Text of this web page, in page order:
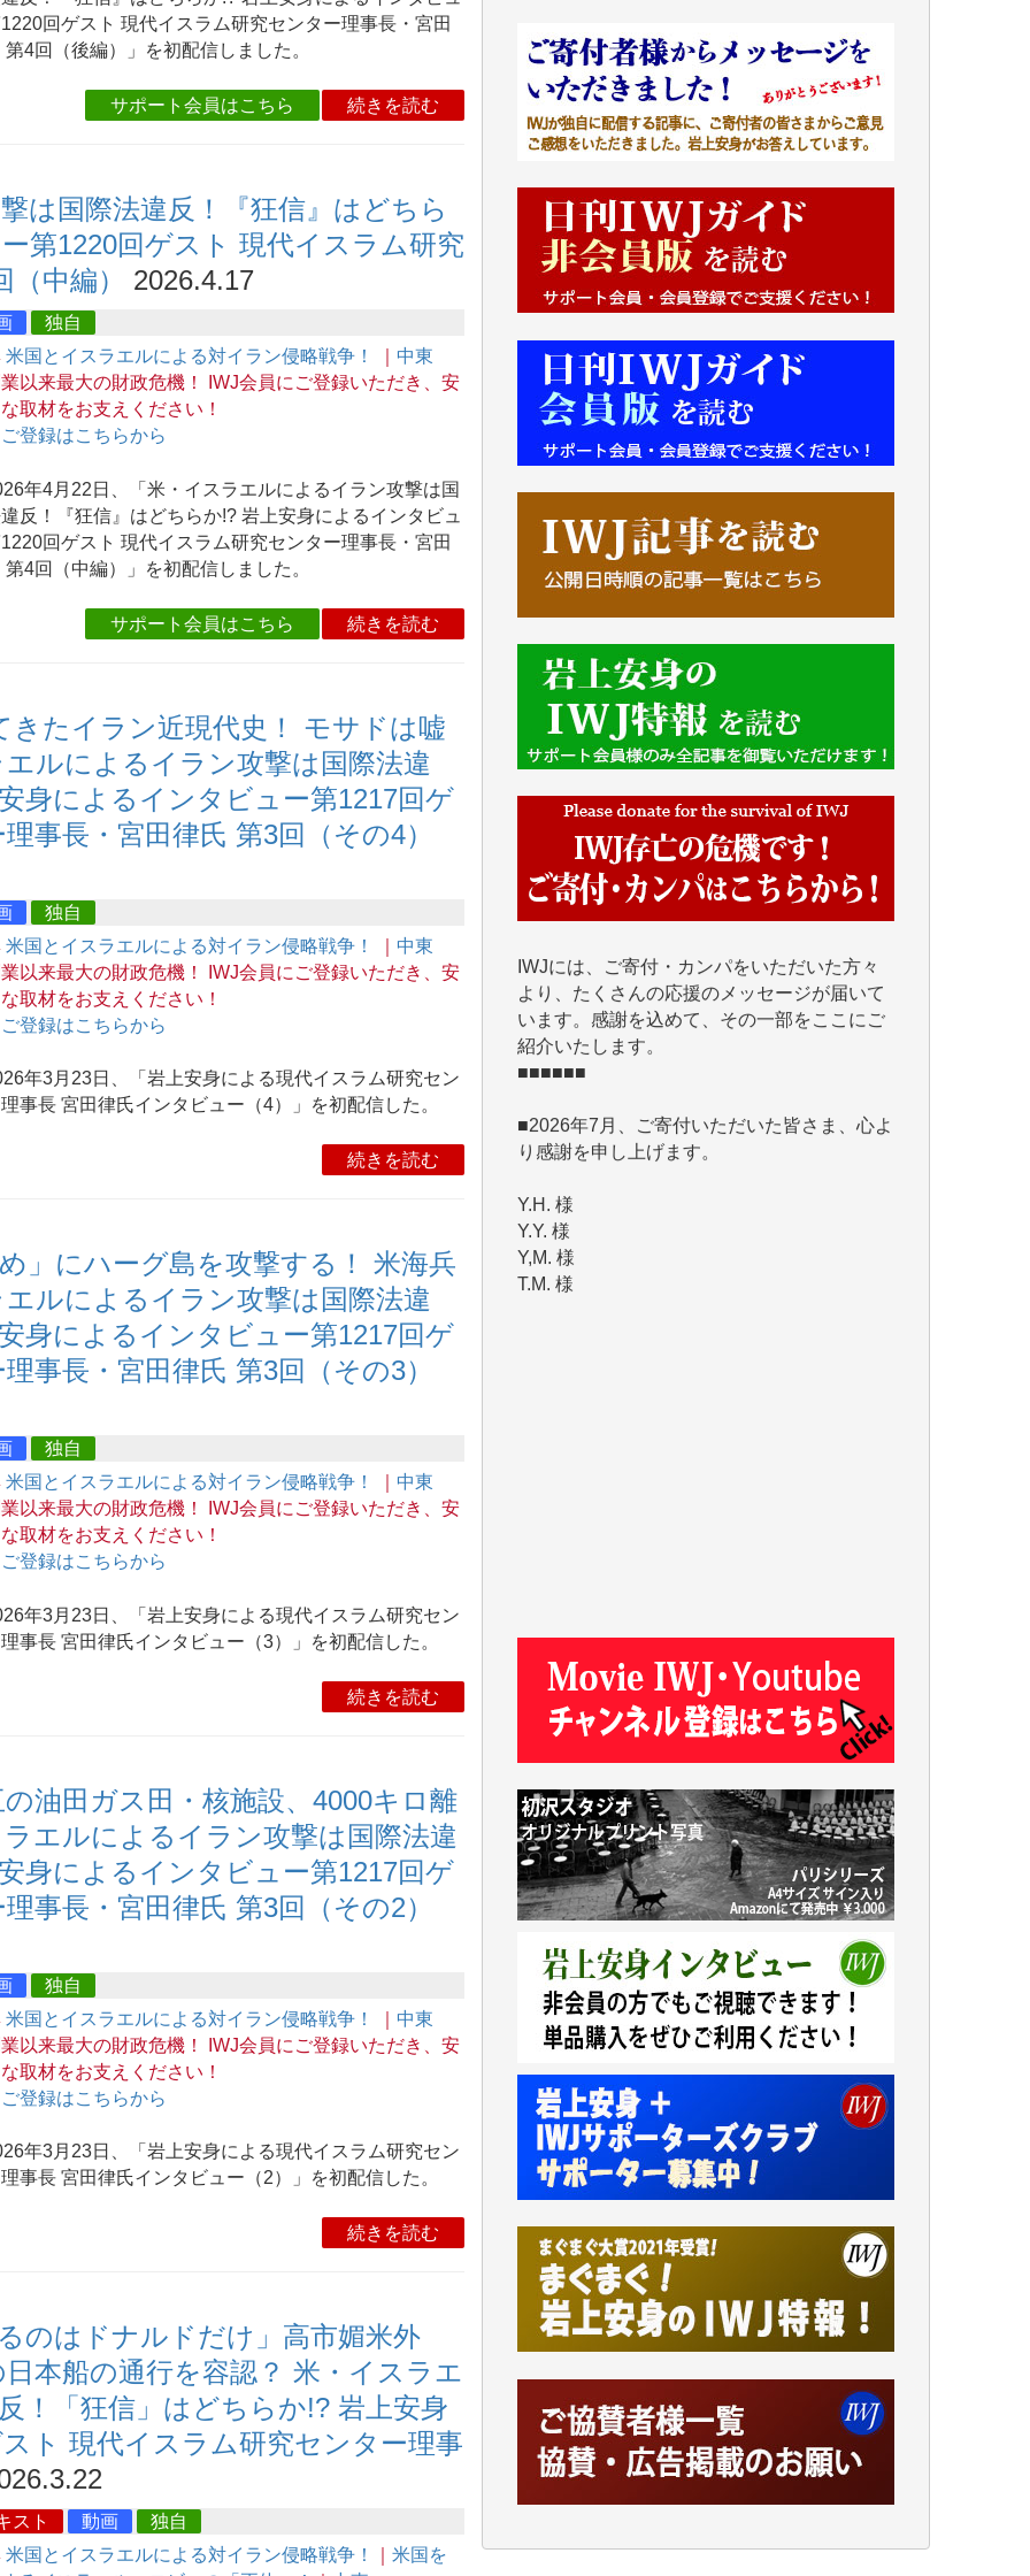
回ゲスト 現代イスラム研究センター理事長・宮田
第4回（後編）」を初配信しました。
サポート会員はこちら 続きを読む
は国際法違反！『狂信』はどちら
第1220回ゲスト 現代イスラム研究
中編）
2026.4.17
独自
米国とイスラエルによる対イラン侵略戦争！
中東
以来最大の財政危機！ IWJ会員にご登録いただき、安
取材をお支えください！
ご登録はこちらから
年4月22日、「米・イスラエルによるイラン攻撃は国
反！『狂信』はどちらか!? 岩上安身によるインタビュ
回ゲスト 現代イスラム研究センター理事長・宮田
第4回（中編）」を初配信しました。
サポート会員はこちら 続きを読む
たイラン近現代史！ モサドは嘘
ルによるイラン攻撃は国際法違
身によるインタビュー第1217回ゲ
事長・宮田律氏 第3回（その4）
独自
米国とイスラエルによる対イラン侵略戦争！
中東
以来最大の財政危機！ IWJ会員にご登録いただき、安
取材をお支えください！
ご登録はこちらから
年3月23日、「岩上安身による現代イスラム研究セン
事長 宮田律氏インタビュー（4）」を初配信した。
続きを読む
」にハーグ島を攻撃する！ 米海兵
ルによるイラン攻撃は国際法違
身によるインタビュー第1217回ゲ
事長・宮田律氏 第3回（その3）
独自
米国とイスラエルによる対イラン侵略戦争！
中東
以来最大の財政危機！ IWJ会員にご登録いただき、安
取材をお支えください！
ご登録はこちらから
年3月23日、「岩上安身による現代イスラム研究セン
事長 宮田律氏インタビュー（3）」を初配信した。
続きを読む
油田ガス田・核施設、4000キロ離
エルによるイラン攻撃は国際法違
身によるインタビュー第1217回ゲ
事長・宮田律氏 第3回（その2）
独自
米国とイスラエルによる対イラン侵略戦争！
中東
以来最大の財政危機！ IWJ会員にご登録いただき、安
取材をお支えください！
ご登録はこちらから
年3月23日、「岩上安身による現代イスラム研究セン
事長 宮田律氏インタビュー（2）」を初配信した。
続きを読む
のはドナルドだけ」高市媚米外
本船の通行を容認？ 米・イスラエ
！「狂信」はどちらか!? 岩上安身
ト 現代イスラム研究センター理事
スト 動画
独自
米国とイスラエルによる対イラン侵略戦争！
米国を
■■■■■■
IWJには、ご寄付・カンパをいただいた方々
より、たくさんの応援のメッセージが届いて
紹介いたします。
■■■■■■
■2026年7月、ご寄付いただいた皆さま、心よ
り感謝を申し上げます。
Y.H. 様
Y.Y. 様
T.M. 様
マツモト ヤスアキ 様
マシオン 恵美香 様
岩井 祐子 様
T.K. 様
ASAKO TAKAESU 様
マシオン恵美香 様
平野智生 様
徳山匡 様
金 盛起 様
塩川 晃平 様
松本益美 様
井出 隆太 様
岩井祐子 様
藤田英之 様
藤岡比左志 様
井出 隆太 様
アオキカナメ 様
諸般の事情によりIWJ会費払えず今は非会員
です。市民側に立つ講演会にIWJのカメラマ
ンをよく拝見しております。コンテンツが失
われるのはあまりにもったいない。少しでも
お役立てください。（H.O.様）
今日、僅かですがカンパしました。（T.M.
様）
今日、僅かですがカンパしました。IWJの危
機を乗り切るには到底及ばない額ですが病気
の妻を抱えている私にとっては精一杯のカン
パです。
かねてよりIWJが発してきた膨大な取材記事